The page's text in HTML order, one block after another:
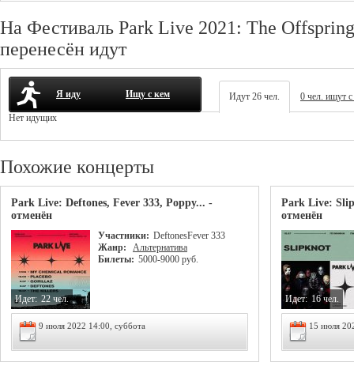
На Фестиваль Park Live 2021: The
перенесён идут
Я иду Ищу с кем Идут 26 чел.
0 чел. ищут
Нет идущих
Похожие концерты
Park Live: Deftones, Fever 333, Poppy... -
отменён
Участники: DeftonesFever 333
Жанр:
Альтернатива
Билеты: 5000-9000 руб.
Идет: 22 чел.
9 июля 2022 14:00, суббота
Park Live:
отменён
Идет: 16 чел.
15 июля